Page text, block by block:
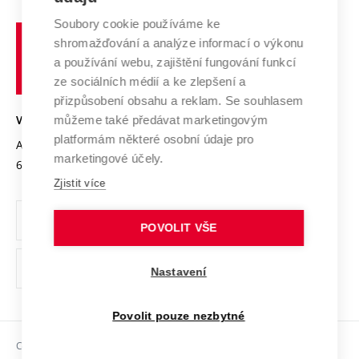
Systém zajišťování kvality výzkumu
Výzkumné infrastruktury
Transfer znalostí
Open Science
Projekty
Projekty ze strukturálních fondů
Specifický výzkum
Spolupráce se školami
Služby univerzity
Mezinárodní dohody
Univerzitní sítě
Profil univerzity
Udržitelná univerzita
Podnikavá univerzita / ContriBUTe
Bezpečná univerzita
Vyznamenání
Organizační struktura
Ochrana osobních údajů
odkaz)
Sociální bezpečí
učení
technické
Brně
VYSOKÉ UČENÍ TECHNICKÉ V BRNĚ
Antonínská 548/1
602 00 Brno
www.vut.cz
vut@vutbr.cz
Copyright © 2026 VUT
Soubory cookie používáme ke
shromažďování a analýze informací o výkonu
a používání webu, zajištění fungování funkcí
ze sociálních médií a ke zlepšení a
přizpůsobení obsahu a reklam. Se souhlasem
můžeme také předávat marketingovým
platformám některé osobní údaje pro
marketingové účely.
Zjistit více
POVOLIT VŠE
Nastavení
Povolit pouze nezbytné